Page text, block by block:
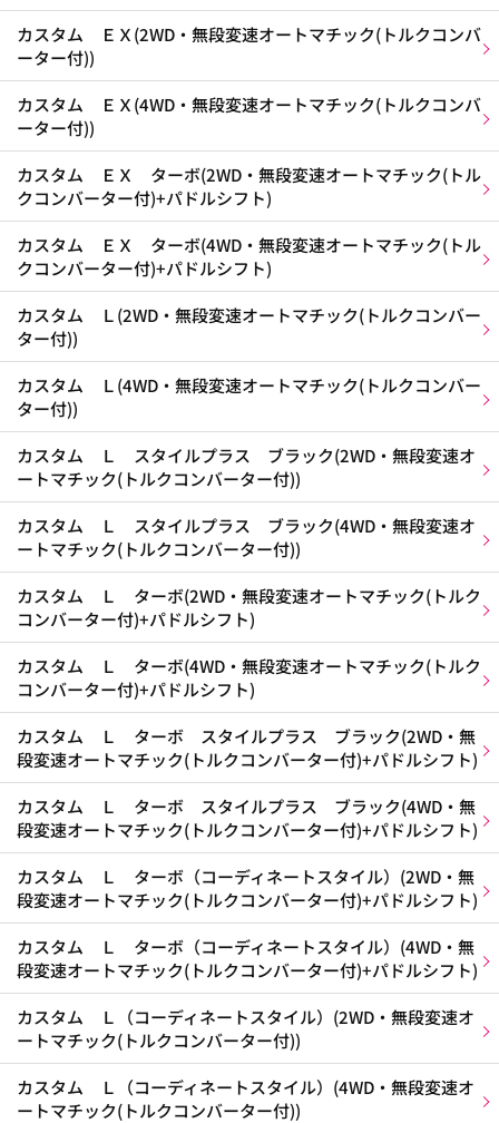
カスタム ＥＸ(2WD・無段変速オートマチック(トルクコンバ
ーター付))
カスタム ＥＸ(4WD・無段変速オートマチック(トルクコンバ
ーター付))
カスタム ＥＸ ターボ(2WD・無段変速オートマチック(トル
クコンバーター付)+パドルシフト)
カスタム ＥＸ ターボ(4WD・無段変速オートマチック(トル
クコンバーター付)+パドルシフト)
カスタム Ｌ(2WD・無段変速オートマチック(トルクコンバー
ター付))
カスタム Ｌ(4WD・無段変速オートマチック(トルクコンバー
ター付))
カスタム Ｌ スタイルプラス ブラック(2WD・無段変速オ
ートマチック(トルクコンバーター付))
カスタム Ｌ スタイルプラス ブラック(4WD・無段変速オ
ートマチック(トルクコンバーター付))
カスタム Ｌ ターボ(2WD・無段変速オートマチック(トルク
コンバーター付)+パドルシフト)
カスタム Ｌ ターボ(4WD・無段変速オートマチック(トルク
コンバーター付)+パドルシフト)
カスタム Ｌ ターボ スタイルプラス ブラック(2WD・無
段変速オートマチック(トルクコンバーター付)+パドルシフト)
カスタム Ｌ ターボ スタイルプラス ブラック(4WD・無
段変速オートマチック(トルクコンバーター付)+パドルシフト)
カスタム Ｌ ターボ（コーディネートスタイル）(2WD・無
段変速オートマチック(トルクコンバーター付)+パドルシフト)
カスタム Ｌ ターボ（コーディネートスタイル）(4WD・無
段変速オートマチック(トルクコンバーター付)+パドルシフト)
カスタム Ｌ（コーディネートスタイル）(2WD・無段変速オ
ートマチック(トルクコンバーター付))
カスタム Ｌ（コーディネートスタイル）(4WD・無段変速オ
ートマチック(トルクコンバーター付))